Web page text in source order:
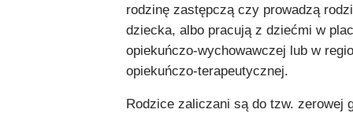
rodzinę zastępczą czy prowadzą
dziecka, albo pracują z dziećmi w
opiekuńczo-wychowawczej lub w
opiekuńczo-terapeutycznej.
Rodzice zaliczani są do tzw. zerowej